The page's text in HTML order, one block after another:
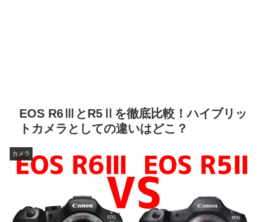
EOS R6ⅢとR5Ⅱを徹底比較！ハイブリッ
トカメラとしての違いはどこ？
カメラ